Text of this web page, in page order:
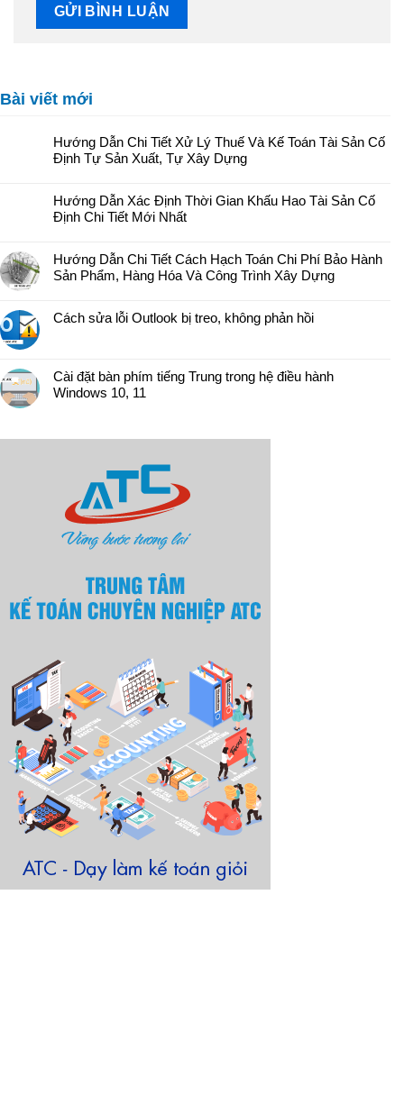
Bài viết mới
Hướng Dẫn Chi Tiết Xử Lý Thuế Và Kế Toán Tài Sản Cố
Định Tự Sản Xuất, Tự Xây Dựng
Hướng Dẫn Xác Định Thời Gian Khấu Hao Tài Sản Cố
Định Chi Tiết Mới Nhất
Hướng Dẫn Chi Tiết Cách Hạch Toán Chi Phí Bảo Hành
Sản Phẩm, Hàng Hóa Và Công Trình Xây Dựng
Cách sửa lỗi Outlook bị treo, không phản hồi
Cài đặt bàn phím tiếng Trung trong hệ điều hành
Windows 10, 11